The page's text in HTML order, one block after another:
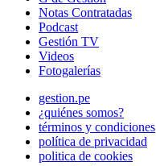
Notas Contratadas
Podcast
Gestión TV
Videos
Fotogalerías
gestion.pe
¿quiénes somos?
términos y condiciones
política de privacidad
politica de cookies